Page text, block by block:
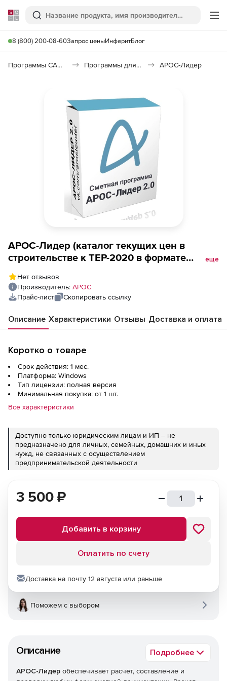
Softline
Поиск
8 (800) 200-08-60Запрос ценыИнферитБлог
Программы САПР и ГИС Программы для документооборота АРОС-Лидер
АРОС-Лидер (каталог текущих цен в
строительстве к ТЕР-2020 в формате
Стройинформресурс, за 1 месяц),
Краснодарский край 2-е и последующие
еще
Нет отзывов
Производитель: АРОС
Прайс-лист
Скопировать ссылку
Описание Характеристики Отзывы Доставка и оплата
Коротко о товаре
Срок действия: 1 мес.
Платформа: Windows
Тип лицензии: полная версия
Минимальная покупка: от 1 шт.
Все характеристики
Доступно только юридическим лицам и ИП – не
предназначено для личных, семейных, домашних и иных
нужд, не связанных с осуществлением
предпринимательской деятельности
Описание Подробнее
АРОС-Лидер обеспечивает расчет, составление и
3 500 ₽
Добавить в корзину
Оплатить по счету
Доставка на почту 12 августа или раньше
Поможем с выбором